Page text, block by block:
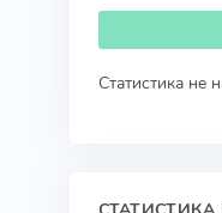
Статистика не